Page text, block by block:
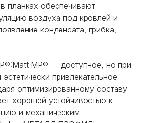
планках обеспечивают
воздуха под кровлей и
конденсата, грибка,
MP® — доступное, но при
привлекательное
оптимизированному составу
хорошей устойчивостью к
и механическим